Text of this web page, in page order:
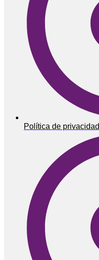
Política de privacidad